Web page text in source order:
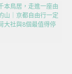
本鳥居，走進一座由
山｜京都自由行一定
大社與8個最值得停